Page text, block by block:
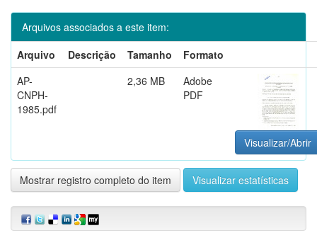
Arquivos associados a este item:
Arquivo
Descrição Tamanho
Formato
AP-
CNPH-
1985.pdf
2,36 MB
Adobe
PDF
Visualizar/Abrir
Mostrar registro completo do item Visualizar estatísticas